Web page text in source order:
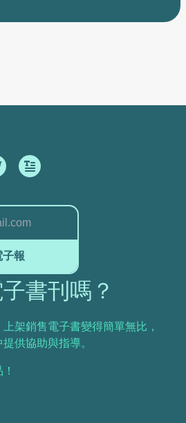
書刊嗎？
架銷售電子書變得簡單無比，
供協助與指導。
子報